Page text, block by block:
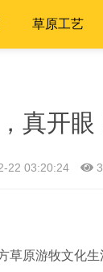
草原工艺
真开眼
22 03:20:24
草原游牧文化